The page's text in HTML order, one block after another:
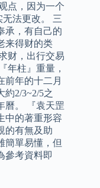
点，因为一个
无法更改。 三
承，有自己的
来得财的类
财，出行交易
年柱』重量，
前年的十二月
2/3~2/5之
曆。 『袁天罡
中的著重形容
的有無及助
簡單易懂，但
參考資料即